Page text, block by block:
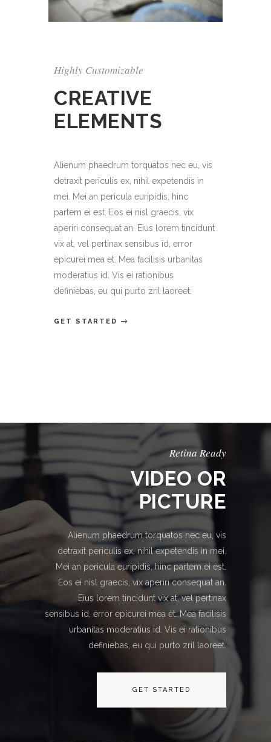
Highly Customizable
CREATIVE
ELEMENTS
Alienum phaedrum torquatos nec eu, vis
detraxit periculis ex, nihil expetendis in
mei. Mei an pericula euripidis, hinc
partem ei est. Eos ei nisl graecis, vix
aperiri consequat an. Eius lorem tincidunt
vix at, vel pertinax sensibus id, error
epicurei mea et. Mea facilisis urbanitas
moderatius id. Vis ei rationibus
definiebas, eu qui purto zril laoreet.
GET STARTED
Retina Ready
VIDEO OR
PICTURE
Alienum phaedrum torquatos nec eu, vis
detraxit periculis ex, nihil expetendis in mei.
Mei an pericula euripidis, hinc partem ei est.
Eos ei nisl graecis, vix aperiri consequat an.
Eius lorem tincidunt vix at, vel pertinax
sensibus id, error epicurei mea et. Mea facilisis
urbanitas moderatius id. Vis ei rationibus
definiebas, eu qui purto zril laoreet.
GET STARTED